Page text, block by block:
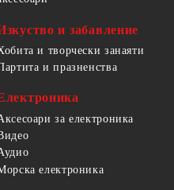
и забавление
и творчески занаяти
и празненства
за електроника
електроника